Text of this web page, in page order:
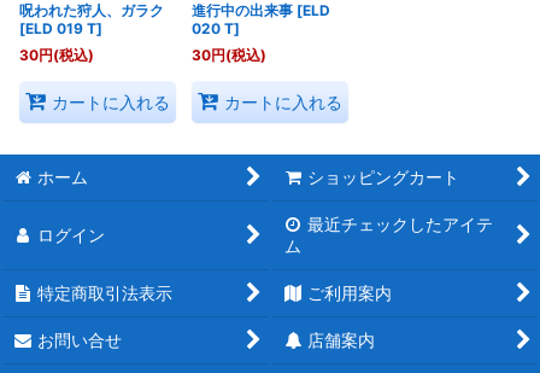
呪われた狩人、ガラク
[ELD 019 T]
30円(税込)
カートに入れる
進行中の出来事 [ELD
020 T]
30円(税込)
カートに入れる
ホーム ショッピングカート
ログイン
最近チェックしたアイテ
ム
特定商取引法表示 ご利用案内
お問い合せ 店舗案内